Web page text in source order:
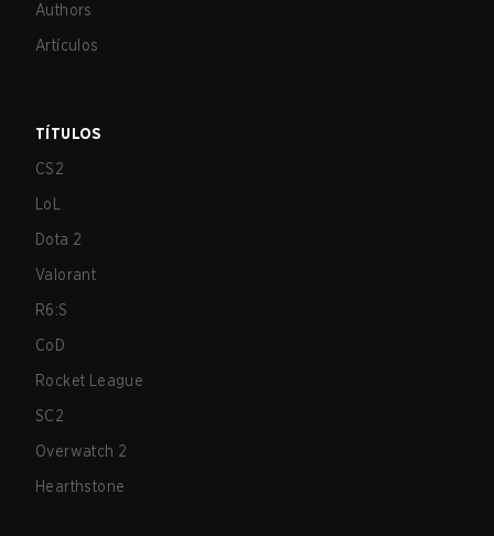
Authors
Artículos
TÍTULOS
CS2
LoL
Dota 2
Valorant
R6:S
CoD
Rocket League
SC2
Overwatch 2
Hearthstone